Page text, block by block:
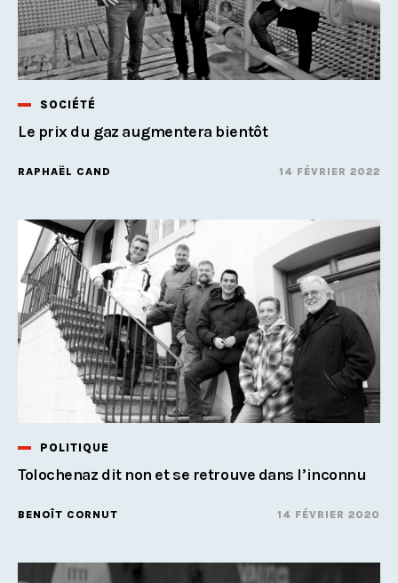
SOCIÉTÉ
Le prix du gaz augmentera bientôt
RAPHAËL CAND 14 FÉVRIER 2022
POLITIQUE
Tolochenaz dit non et se retrouve dans l’inconnu
BENOÎT CORNUT 14 FÉVRIER 2020